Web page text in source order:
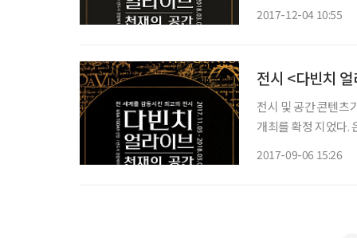
2017-12-04 10:55
전시 <다빈치
전시 및 공간 콘텐츠
개최를 확정 지었다. 은 호주에 본사를 둔 전시 전문기업 그랜드 엑시비션(Grand
2017-09-06 15:26